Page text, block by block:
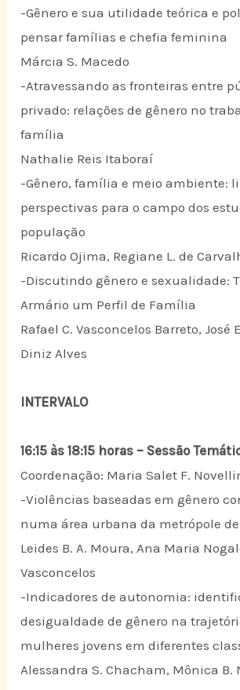
-Gênero e sua utilidade teórica e
pensar famílias e chefia feminina
Márcia S. Macedo
-Atravessando as fronteiras entre
privado: relações de gênero no
família
Nathalie Reis Itaboraí
-Gênero, família e meio ambiente:
perspectivas para o campo dos
população
Ricardo Ojima, Regiane L. de
-Discutindo gênero e sexualidade:
Armário um Perfil de Família
Rafael C. Vasconcelos Barreto, José
Diniz Alves
INTERVALO
16:15 às 18:15 horas – Sessão
Coordenação: Maria Salet F.
-Violências baseadas em gênero
numa área urbana da metrópole
Leides B. A. Moura, Ana Maria
Vasconcelos
-Indicadores de autonomia:
desigualdade de gênero na
mulheres jovens em diferentes
Alessandra S. Chacham, Mônica B.